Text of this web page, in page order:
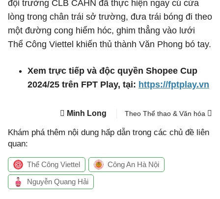
đội trưởng CLB CAHN đã thực hiện ngay cú cứa
lòng trong chân trái sở trường, đưa trái bóng đi theo
một đường cong hiểm hóc, ghim thẳng vào lưới
Thể Công Viettel khiến thủ thành Văn Phong bó tay.
Xem trực tiếp và độc quyền Shopee Cup
2024/25 trên FPT Play, tại: https://fptplay.vn
Minh Long Theo Thể thao & Văn hóa
Khám phá thêm nội dung hấp dẫn trong các chủ đề liên
quan:
Thể Công Viettel Công An Hà Nội
Nguyễn Quang Hải